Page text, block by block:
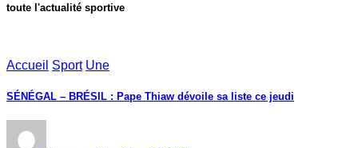
toute l'actualité sportive
Accueil Sport Une
SÉNÉGAL – BRÉSIL : Pape Thiaw dévoile sa liste ce jeudi